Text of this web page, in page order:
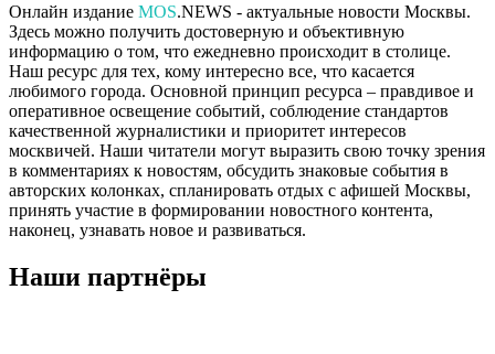
Онлайн издание MOS.NEWS - актуальные новости Москвы.
Здесь можно получить достоверную и объективную
информацию о том, что ежедневно происходит в столице.
Наш ресурс для тех, кому интересно все, что касается
любимого города. Основной принцип ресурса – правдивое и
оперативное освещение событий, соблюдение стандартов
качественной журналистики и приоритет интересов
москвичей. Наши читатели могут выразить свою точку зрения
в комментариях к новостям, обсудить знаковые события в
авторских колонках, спланировать отдых с афишей Москвы,
принять участие в формировании новостного контента,
наконец, узнавать новое и развиваться.
Наши партнёры